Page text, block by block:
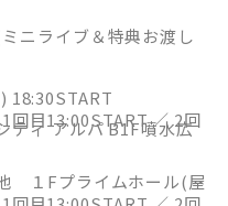
Version）
）
ニライブ＆特典お渡し
18:30START
ティ アルパ B1F噴水広
回目13:00START ／ 2回
１Fプライムホール(屋